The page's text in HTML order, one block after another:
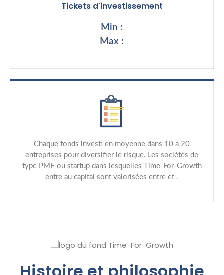
Tickets d'investissement
Min :
Max :
Chaque fonds investi en moyenne dans 10 à 20
entreprises pour diversifier le risque. Les sociétés de
type PME ou startup dans lesquelles Time-For-Growth
entre au capital sont valorisées entre et .